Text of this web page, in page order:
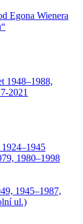
Egona Wienera
1948–1988,
2021
1980–1998
1945–1987,
ul.)